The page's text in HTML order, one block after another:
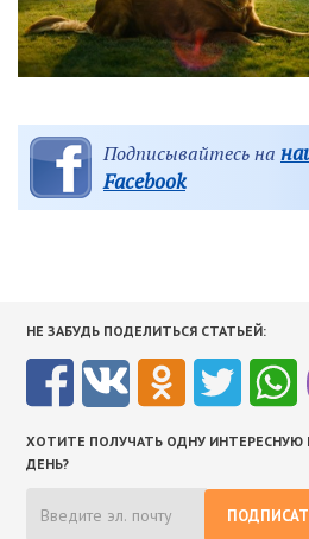
Подписывайтесь на
Facebook
НЕ ЗАБУДЬ ПОДЕЛИТЬСЯ СТАТЬЕЙ:
ХОТИТЕ ПОЛУЧАТЬ ОДНУ
ДЕНЬ?